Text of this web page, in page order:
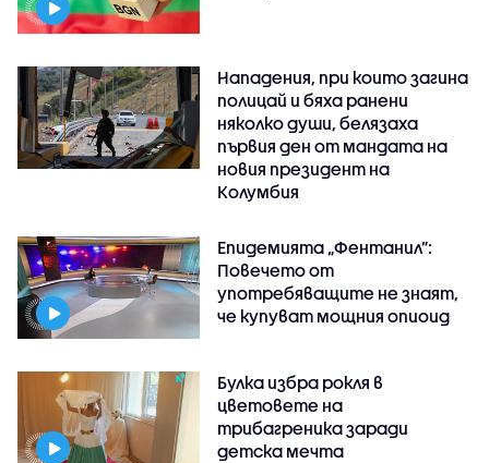
Нападения, при които загина
полицай и бяха ранени
няколко души, белязаха
първия ден от мандата на
новия президент на
Колумбия
Епидемията „Фентанил”:
Повечето от
употребяващите не знаят,
че купуват мощния опиоид
Булка избра рокля в
цветовете на
трибагреника заради
детска мечта